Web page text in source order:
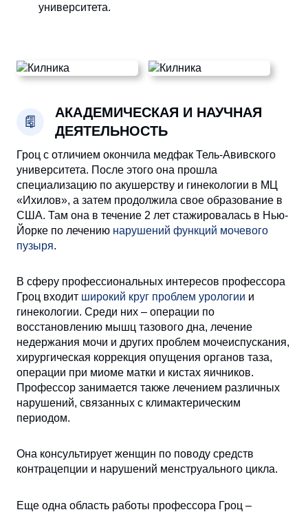
университета.
АКАДЕМИЧЕСКАЯ И НАУЧНАЯ
ДЕЯТЕЛЬНОСТЬ
Гроц с отличием окончила медфак Тель-Авивского
университета. После этого она прошла
специализацию по акушерству и гинекологии в МЦ
«Ихилов», а затем продолжила свое образование в
США. Там она в течение 2 лет стажировалась в Нью-
Йорке по лечению нарушений функций мочевого
пузыря.
В сферу профессиональных интересов профессора
Гроц входит широкий круг проблем урологии и
гинекологии. Среди них – операции по
восстановлению мышц тазового дна, лечение
недержания мочи и других проблем мочеиспускания,
хирургическая коррекция опущения органов таза,
операции при миоме матки и кистах яичников.
Профессор занимается также лечением различных
нарушений, связанных с климактерическим
периодом.
Она консультирует женщин по поводу средств
контрацепции и нарушений менструального цикла.
Еще одна область работы профессора Гроц –